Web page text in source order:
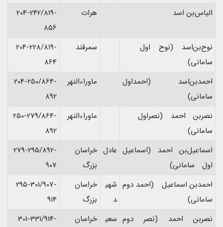
الياس‌بن اسد
هرات
204-242/819-
856
نوح‌بن‌اسد (نوح اول
ساماني)
سمرقند
204-228/819-
864
احمدبن‌اسد (احمداول‌
ساماني)
ماوراءالنهر
204-250/864-
892
نصربن احمد (نصراول
ساماني)
ماوراءالنهر
250-279/864-
892
اسماعيل‌بن احمد (اسماعيل
اول ساماني)
عادل خراسان
بزرگ
279-295/892-
907
احمدبن اسماعيل (احمد دوم
ساماني)
شهي
د
خراسان
بزرگ
295-301/907-
914
نصربن احمد (نصر دوم سعي
خراسان
301-331/914-